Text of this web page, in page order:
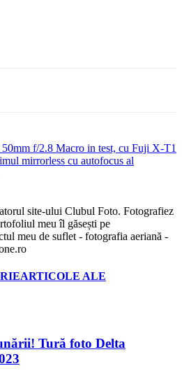
f/2.8 Macro in test, cu Fuji X-T1
mirrorless cu autofocus al
site-ului Clubul Foto. Fotografiez
meu îl găsești pe
meu de suflet - fotografia aeriană -
ARTICOLE ALE
Tură foto Delta